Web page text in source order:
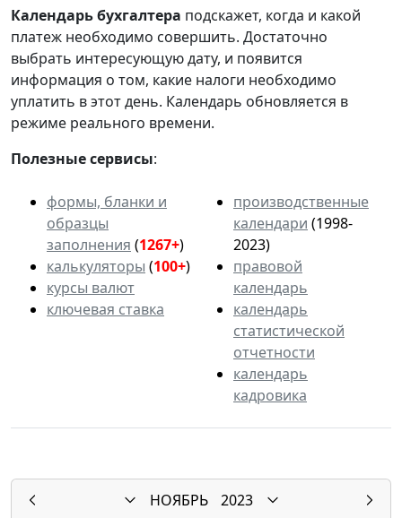
Календарьбухгалтера подскажет, когда и какой
платеж необходимо совершить. Достаточно
выбрать интересующую дату, и появится
информация о том, какие налоги необходимо
уплатить в этот день. Календарь обновляется в
режиме реального времени.
Полезные сервисы:
формы, бланки и
образцы
заполнения (1267+)
калькуляторы (100+)
курсы валют
ключевая ставка
производственные
календари (1998-
2023)
правовой
календарь
календарь
статистической
отчетности
календарь
кадровика
НОЯБРЬ
2023